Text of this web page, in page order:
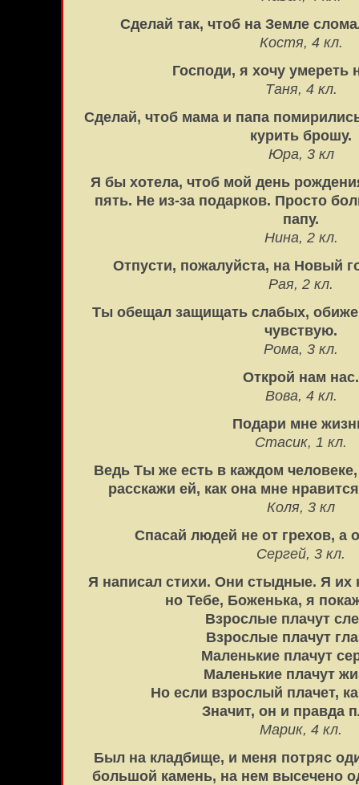
Сделай так, чтоб на Земле
Костя, 4 кл.
Господи, я хочу умереть
Таня, 4 кл.
Сделай, чтоб мама и папа
курить брошу.
Юра, 3 кл
Я бы хотела, чтоб мой день
пять. Не из-за подарков. Просто
папу.
Нина, 2 кл.
Отпусти, пожалуйста, на Новый
Рая, 2 кл.
Ты обещал защищать слабых,
чувствую.
Рома, 3 кл.
Открой нам нас.
Вова, 4 кл.
Подари мне
Стасик, 1 кл.
Ведь Ты же есть в каждом человеке,
расскажи ей, как она мне
Коля, 3 кл
Спасай людей не от грехов, а
Сергей, 3 кл.
Я написал стихи. Они стыдные. Я их
но Тебе, Боженька, я
Взрослые плачут
Взрослые плачут
Маленькие плачут
Маленькие плачут
Но если взрослый плачет,
Значит, он и правда
Марик, 4 кл.
Был на кладбище, и меня потряс
большой камень, на нем высечено